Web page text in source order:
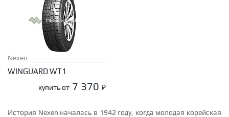
Nexen
WINGUARD WT1
купить от 7 370 ₽
История Nexen началась в 1942 году, когда молодая корейская